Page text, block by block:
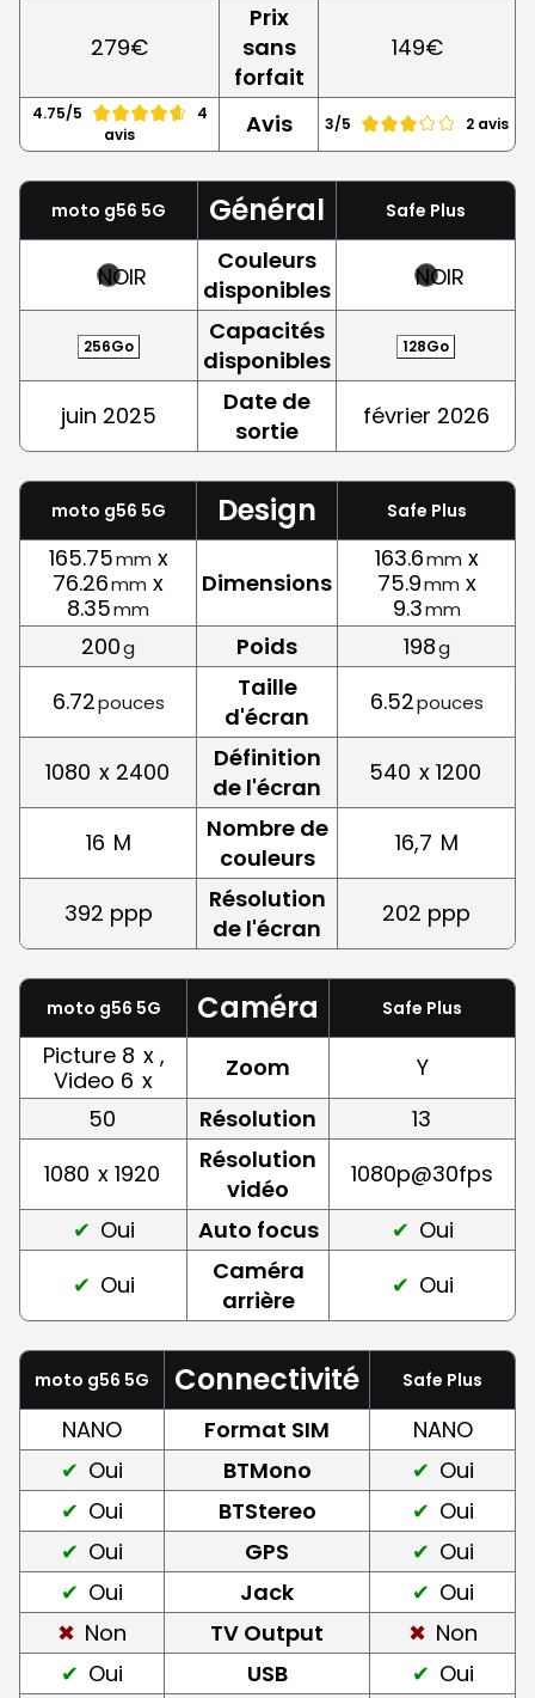
279€
Prix
sans
forfait
149€
4.75/5
4
avis
Avis 3/5 2 avis
moto g56 5G Général Safe Plus
NOIR
Couleurs
disponibles
NOIR
256Go
Capacités
disponibles
128Go
juin 2025
Date de
sortie
février 2026
moto g56 5G Design Safe Plus
165.75mm x
76.26mm x
8.35mm
Dimensions
163.6mm x
75.9mm x
9.3mm
200g Poids 198g
6.72pouces
Taille
d'écran
6.52pouces
1080 x 2400
Définition
de l'écran
540 x 1200
16 M
Nombre de
couleurs
16,7 M
392 ppp
Résolution
de l'écran
202 ppp
moto g56 5G Caméra Safe Plus
Picture 8 x ,
Video 6 x Zoom
Y
50
Résolution
13
1080 x 1920
Résolution
vidéo
1080p@30fps
Oui
Auto focus
Oui
Oui
Caméra
arrière
Oui
moto g56 5G Connectivité Safe Plus
NANO Format SIM
NANO
Oui
BTMono
Oui
Oui
BTStereo
Oui
Oui
GPS
Oui
Oui
Jack
Oui
Non
TV Output
Non
Oui
USB Oui